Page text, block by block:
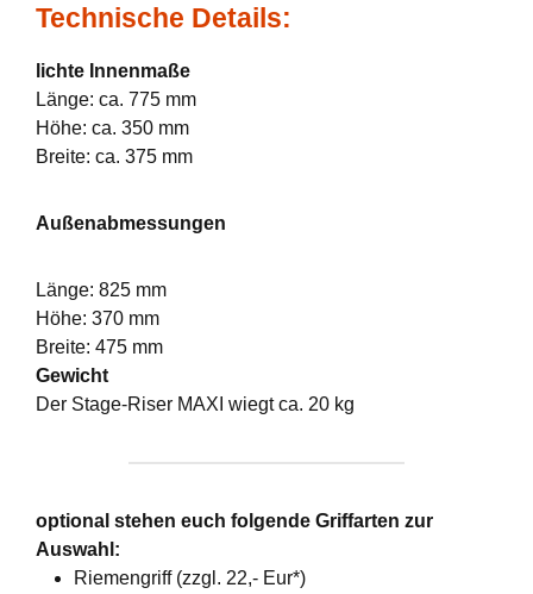
Technische Details:
lichte Innenmaße
Länge: ca. 775 mm
Höhe: ca. 350 mm
Breite: ca. 375 mm
Außenabmessungen
Länge: 825 mm
Höhe: 370 mm
Breite: 475 mm
Gewicht
Der Stage-Riser MAXI wiegt ca. 20 kg
optional stehen euch folgende Griffarten zur
Auswahl:
Riemengriff (zzgl. 22,- Eur*)